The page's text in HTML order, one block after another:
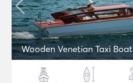
Wooden Venetian Taxi Boat